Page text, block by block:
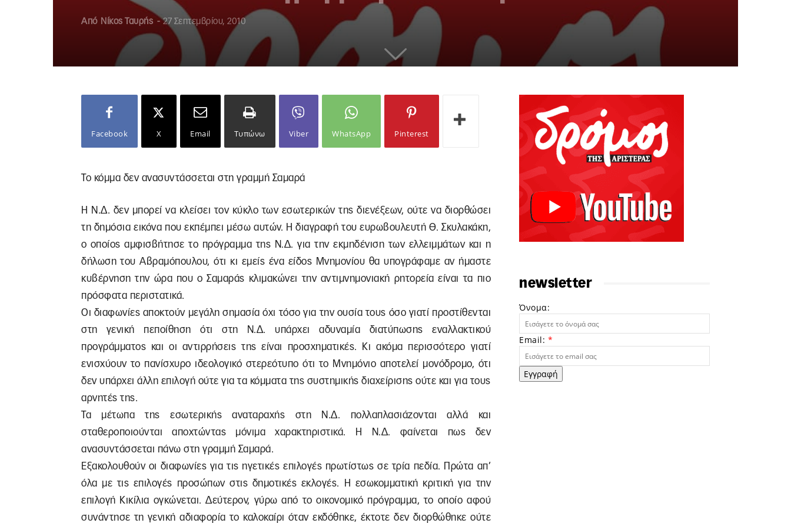
Από Νίκος Ταυρής - 27 Σεπτεμβρίου, 2010
Facebook X Email Τυπώνω Viber WhatsApp Pinterest
Το κόμμα δεν ανασυντάσσεται στη γραμμή Σαμαρά
Η Ν.Δ. δεν μπορεί να κλείσει τον κύκλο των εσωτερικών της διενέξεων, ούτε να διορθώσει
τη δημόσια εικόνα που εκπέμπει μέσω αυτών. Η διαγραφή του ευρωβουλευτή Θ. Σκυλακάκη,
ο οποίος αμφισβήτησε το πρόγραμμα της Ν.Δ. για την εκμηδένιση των ελλειμμάτων και η
δήλωση του Αβραμόπουλου, ότι κι εμείς ένα είδος Μνημονίου θα υπογράφαμε αν ήμαστε
κυβέρνηση την ώρα που ο Σαμαράς κλιμακώνει την αντιμνημονιακή ρητορεία είναι τα πιο
πρόσφατα περιστατικά.
Οι διαφωνίες αποκτούν μεγάλη σημασία όχι τόσο για την ουσία τους όσο γιατί προστίθενται
στη γενική πεποίθηση ότι στη Ν.Δ. υπάρχει αδυναμία διατύπωσης εναλλακτικού
προγράμματος και οι αντιρρήσεις της είναι προσχηματικές. Κι ακόμα περισσότερο γιατί
ενισχύουν το πανίσχυρο ιδεολογικό στερεότυπο ότι το Μνημόνιο αποτελεί μονόδρομο, ότι
δεν υπάρχει άλλη επιλογή ούτε για τα κόμματα της συστημικής διαχείρισης ούτε και για τους
αρνητές της.
Τα μέτωπα της εσωτερικής αναταραχής στη Ν.Δ. πολλαπλασιάζονται αλλά και
σταθεροποιούνται αποχτώντας μόνιμα χαρακτηριστικά. Η Ν.Δ. φαίνεται πως δεν
ανασυντάσσεται πάνω στη γραμμή Σαμαρά.
Εξακολουθούν οι διαφωνίες για τις ηγετικές επιλογές πρωτίστως σε τρία πεδία. Πρώτα απ’
όλα με τις επιλογές προσώπων στις δημοτικές εκλογές. Η εσωκομματική κριτική για την
επιλογή Κικίλια ογκώνεται. Δεύτερον, γύρω από το οικονομικό πρόγραμμα, το οποίο αφού
συνάντησε τη γενική αδιαφορία το καλοκαίρι όταν εκδόθηκε, έκτοτε δεν διορθώθηκε ούτε
newsletter
Όνομα:
Email: *
Εγγραφή